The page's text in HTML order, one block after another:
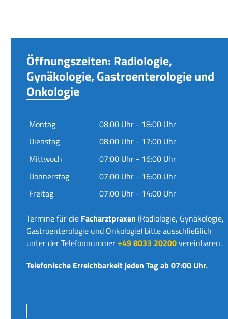
Öffnungszeiten: Radiologie,
Gynäkologie, Gastroenterologie und
Onkologie
Montag
08:00 Uhr - 18:00 Uhr
Dienstag
08:00 Uhr - 17:00 Uhr
Mittwoch
07:00 Uhr - 16:00 Uhr
Donnerstag
07:00 Uhr - 16:00 Uhr
Freitag
07:00 Uhr - 14:00 Uhr
Termine für die Facharztpraxen (Radiologie, Gynäkologie,
Gastroenterologie und Onkologie) bitte ausschließlich
unter der Telefonnummer+49 8033 20200vereinbaren.
Telefonische Erreichbarkeit jeden Tag ab 07:00 Uhr.